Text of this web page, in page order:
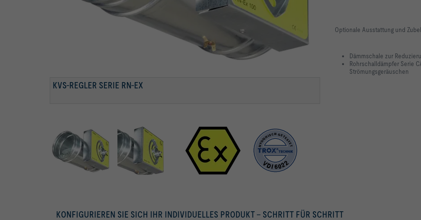
KVS-REGLER SERIE RN-EX
ATEX-Zertifizierung
Konform nach VDI 6022
Optionale Ausstattung und
Dämmschale zur
Rohrschalldämpfer Serie
Strömungsgeräuschen
KONFIGURIEREN SIE SICH IHR INDIVIDUELLES PRODUKT – SCHRITT FÜR SCHRITT